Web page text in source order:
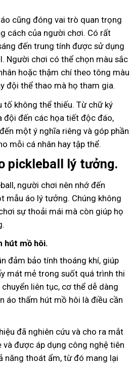
cũng đóng vai trò quan trọng
cách của người chơi. Có rất
đến trung tính được sử dụng
Người chơi có thể chọn màu sắc
hoặc thậm chí theo tông màu
đội thể thao mà họ tham gia.
tố không thể thiếu. Từ chữ ký
đội đến các họa tiết độc đáo,
một ý nghĩa riêng và góp phần
mỗi cá nhân hay tập thể.
pickleball lý tưởng.
người chơi nên nhớ đến
mẫu áo lý tưởng. Chúng không
sự thoải mái mà còn giúp họ
hút mồ hôi.
đảm bảo tính thoáng khí, giúp
mát mẻ trong suốt quá trình thi
chuyển liên tục, cơ thể dễ dàng
áo thấm hút mồ hôi là điều cần
đã nghiên cứu và cho ra mắt
và được áp dụng công nghệ tiên
năng thoát ẩm, từ đó mang lại